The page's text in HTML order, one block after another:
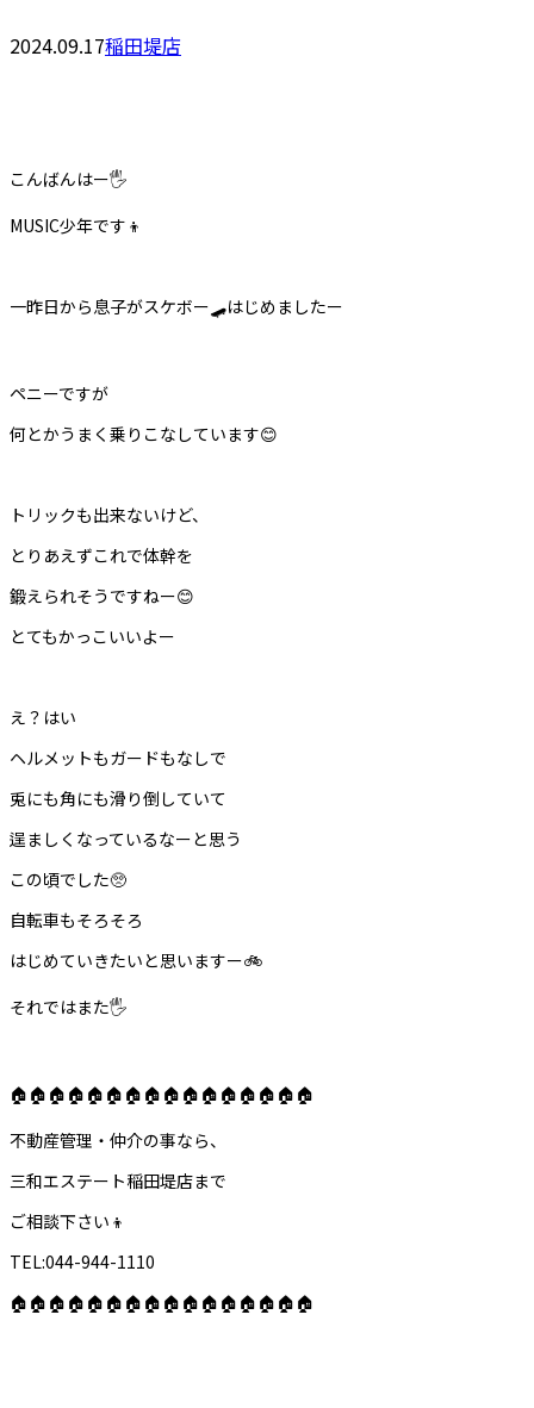
2024.09.17稲田堤店
こんばんはー🖐️
MUSIC少年です👦
一昨日から息子がスケボー🛹はじめましたー
ペニーですが
何とかうまく乗りこなしています😊
トリックも出来ないけど、
とりあえずこれで体幹を
鍛えられそうですねー😊
とてもかっこいいよー
え？はい
ヘルメットもガードもなしで
兎にも角にも滑り倒していて
逞ましくなっているなーと思う
この頃でした🥺
自転車もそろそろ
はじめていきたいと思いますー🚲
それではまた🖐️
🏠🏠🏠🏠🏠🏠🏠🏠🏠🏠🏠🏠🏠🏠🏠🏠
不動産管理・仲介の事なら、
三和エステート稲田堤店まで
ご相談下さい👦
TEL:044-944-1110
🏠🏠🏠🏠🏠🏠🏠🏠🏠🏠🏠🏠🏠🏠🏠🏠